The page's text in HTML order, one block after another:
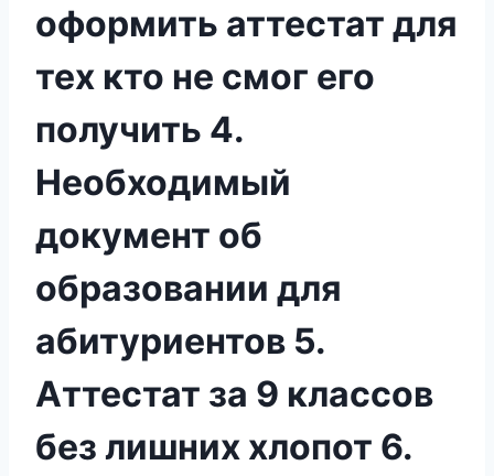
оформить аттестат для
тех кто не смог его
получить 4.
Необходимый
документ об
образовании для
абитуриентов 5.
Аттестат за 9 классов
без лишних хлопот 6.